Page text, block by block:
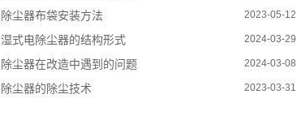
除尘器布袋安装方法 2023-05-12
湿式电除尘器的结构形式 2024-03-29
除尘器在改造中遇到的问题 2024-03-08
除尘器的除尘技术 2023-03-31